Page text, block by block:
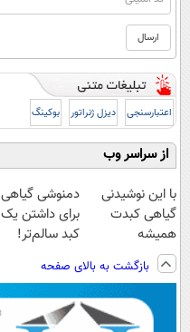
اعتبارسنجی دیزل ژنراتور بوکینگ
از سراسر وب
با این نوشیدنی
گیاهی کبدت
همیشه
پرقدرته55%تخفیف
دمنوشی گیاهی
برای داشتن یک
کبد سالم‌تر!
تخفیف
بازگشت به بالای صفحه